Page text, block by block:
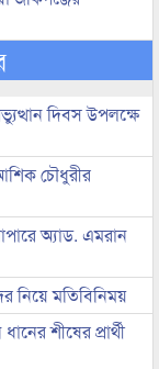
দিবস উপলক্ষে
চৌধুরীর
অ্যাড. এমরান
নিয়ে মতিবিনিময়
শীষের প্রার্থী